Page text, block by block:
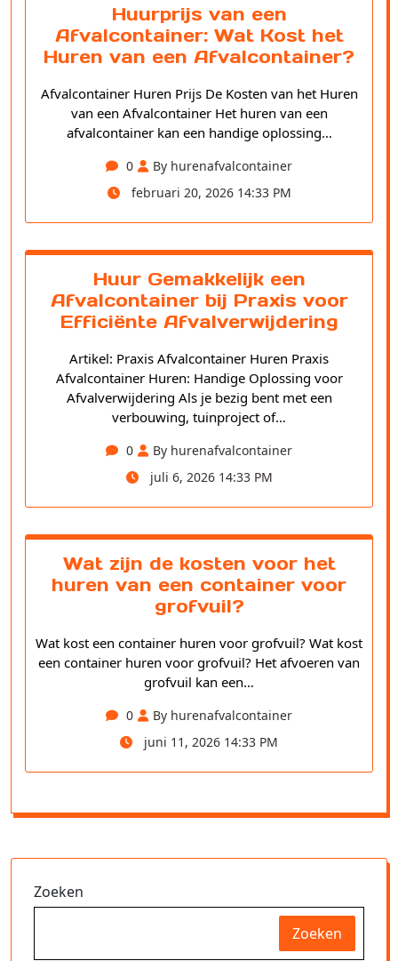
Huurprijs van een
Afvalcontainer: Wat Kost het
Huren van een Afvalcontainer?
Afvalcontainer Huren Prijs De Kosten van het Huren
van een Afvalcontainer Het huren van een
afvalcontainer kan een handige oplossing…
0
By hurenafvalcontainer
februari 20, 2026 14:33 PM
Huur Gemakkelijk een
Afvalcontainer bij Praxis voor
Efficiënte Afvalverwijdering
Artikel: Praxis Afvalcontainer Huren Praxis
Afvalcontainer Huren: Handige Oplossing voor
Afvalverwijdering Als je bezig bent met een
verbouwing, tuinproject of…
0
By hurenafvalcontainer
juli 6, 2026 14:33 PM
Wat zijn de kosten voor het
huren van een container voor
grofvuil?
Wat kost een container huren voor grofvuil? Wat kost
een container huren voor grofvuil? Het afvoeren van
grofvuil kan een…
0
By hurenafvalcontainer
juni 11, 2026 14:33 PM
Zoeken
Zoeken